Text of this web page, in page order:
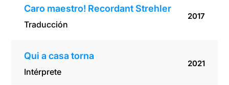
Caro maestro! Recordant Strehler
Traducción
2017
Qui a casa torna
Intérprete
2021